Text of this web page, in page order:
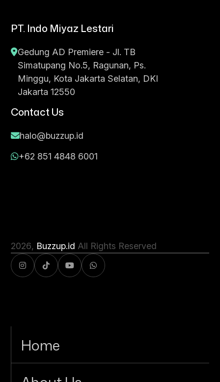
PT. Indo Miyaz Lestari
Gedung AD Premiere - Jl. TB
Simatupang No.5, Ragunan, Ps.
Minggu, Kota Jakarta Selatan, DKI
Jakarta 12550
Contact Us
halo@buzzup.id
+62 851 4848 6001
2026, Buzzup.id All Rights Reserved